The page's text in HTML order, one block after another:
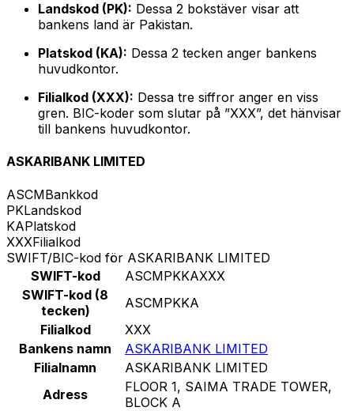
Landskod (PK): Dessa 2 bokstäver visar att
bankens land är Pakistan.
Platskod (KA): Dessa 2 tecken anger bankens
huvudkontor.
Filialkod (XXX): Dessa tre siffror anger en viss
gren. BIC-koder som slutar på ”XXX”, det hänvisar
till bankens huvudkontor.
ASKARIBANK LIMITED
ASCMBankkod
PKLandskod
KAPlatskod
XXXFilialkod
SWIFT/BIC-kod för ASKARIBANK LIMITED
SWIFT-kod
ASCMPKKAXXX
SWIFT-kod (8
tecken)
ASCMPKKA
Filialkod
XXX
Bankens namn
ASKARIBANK LIMITED
Filialnamn
ASKARIBANK LIMITED
Adress
FLOOR 1, SAIMA TRADE TOWER,
BLOCK A